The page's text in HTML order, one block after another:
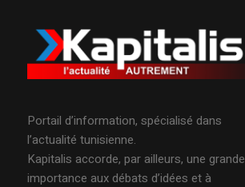
Portail d’information, spécialisé dans
l’actualité tunisienne.
Kapitalis accorde, par ailleurs, une grande
importance aux débats d’idées et à